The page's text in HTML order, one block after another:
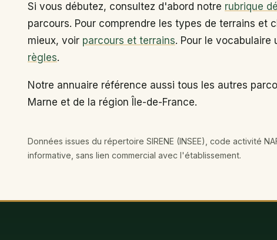
Si vous débutez, consultez d'abord notre rubrique
parcours. Pour comprendre les types de terrains et
mieux, voir parcours et terrains. Pour le vocabulaire
règles.
Notre annuaire référence aussi tous les autres
Marne et de la région Île-de-France.
Données issues du répertoire SIRENE (INSEE), code activité
informative, sans lien commercial avec l'établissement.